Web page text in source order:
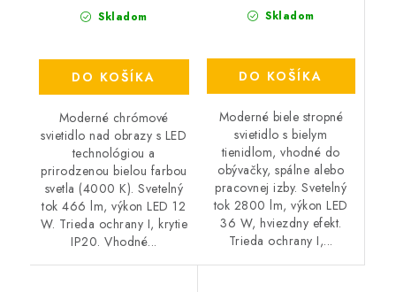
Skladom
DO KOŠÍKA
Moderné chrómové
svietidlo nad obrazy s LED
technológiou a
prirodzenou bielou farbou
svetla (4000 K). Svetelný
tok 466 lm, výkon LED 12
W. Trieda ochrany I, krytie
IP20. Vhodné...
Skladom
DO KOŠÍKA
Moderné biele stropné
svietidlo s bielym
tienidlom, vhodné do
obývačky, spálne alebo
pracovnej izby. Svetelný
tok 2800 lm, výkon LED
36 W, hviezdny efekt.
Trieda ochrany I,...